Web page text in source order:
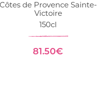
Côtes de Provence Sainte-
Victoire
150cl
81.50€